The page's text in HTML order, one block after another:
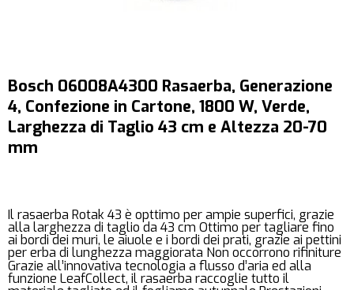
Bosch 06008A4300 Rasaerba, Generazione
4, Confezione in Cartone, 1800 W, Verde,
Larghezza di Taglio 43 cm e Altezza 20-70
mm
Il rasaerba Rotak 43 è opttimo per ampie superfici, grazie
alla larghezza di taglio da 43 cm Ottimo per tagliare fino
ai bordi dei muri, le aiuole e i bordi dei prati, grazie ai pettini
per erba di lunghezza maggiorata Non occorrono rifiniture
Grazie all’innovativa tecnologia a flusso d’aria ed alla
funzione LeafCollect, il rasaerba raccoglie tutto il